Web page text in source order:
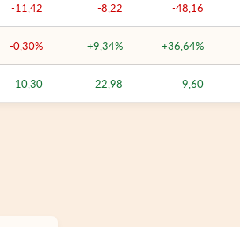
-11,42 -8,22 -48,16
-0,30% +9,34% +36,64%
10,30 22,98 9,60